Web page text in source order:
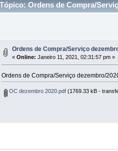
Tópico: Ordens de Compra/
Ordens de Compra/Serviço
«Online: Janeiro 11, 2021, 02:31:57 pm »
Ordens de Compra/Serviço dezembro/
OC dezembro 2020.pdf (1769.33 kB -